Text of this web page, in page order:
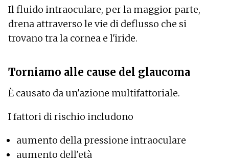
Il fluido intraoculare, per la maggior parte,
drena attraverso le vie di deflusso che si
trovano tra la cornea e l'iride.
Torniamo alle cause del glaucoma
È causato da un'azione multifattoriale.
I fattori di rischio includono
aumento della pressione intraoculare
aumento dell'età